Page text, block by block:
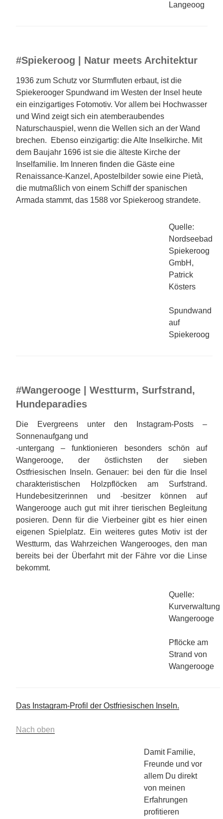
Langeoog
#Spiekeroog | Natur meets Architektur
1936 zum Schutz vor Sturmfluten erbaut, ist die
Spiekerooger Spundwand im Westen der Insel heute
ein einzigartiges Fotomotiv. Vor allem bei Hochwasser
und Wind zeigt sich ein atemberaubendes
Naturschauspiel, wenn die Wellen sich an der Wand
brechen. Ebenso einzigartig: die Alte Inselkirche. Mit
dem Baujahr 1696 ist sie die älteste Kirche der
Inselfamilie. Im Inneren finden die Gäste eine
Renaissance-Kanzel, Apostelbilder sowie eine Pietà,
die mutmaßlich von einem Schiff der spanischen
Armada stammt, das 1588 vor Spiekeroog strandete.
Quelle:
Nordseebad
Spiekeroog
GmbH,
Patrick
Kösters
Spundwand
auf
Spiekeroog
#Wangerooge | Westturm, Surfstrand,
Hundeparadies
Die Evergreens unter den Instagram-Posts –
Sonnenaufgang und
-untergang – funktionieren besonders schön auf
Wangerooge, der östlichsten der sieben
Ostfriesischen Inseln. Genauer: bei den für die Insel
charakteristischen Holzpflöcken am Surfstrand.
Hundebesitzerinnen und -besitzer können auf
Wangerooge auch gut mit ihrer tierischen Begleitung
posieren. Denn für die Vierbeiner gibt es hier einen
eigenen Spielplatz. Ein weiteres gutes Motiv ist der
Westturm, das Wahrzeichen Wangerooges, den man
bereits bei der Überfahrt mit der Fähre vor die Linse
bekommt.
Quelle:
Kurverwaltung
Wangerooge
Pflöcke am
Strand von
Wangerooge
Das Instagram-Profil der Ostfriesischen Inseln.
Nach oben
Damit Familie,
Freunde und vor
allem Du direkt
von meinen
Erfahrungen
profitieren